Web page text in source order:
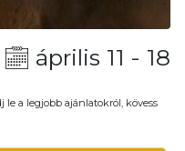
április 11 - 18
a legjobb ajánlatokról, kövess